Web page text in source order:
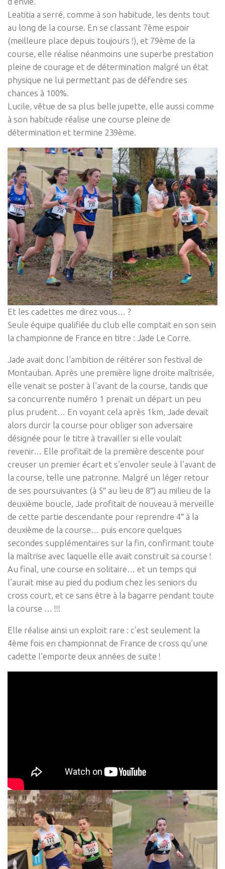
Leatitia a serré, comme à son habitude, les dents tout
au long de la course. En se classant 7ème espoir
(meilleure place depuis toujours !), et 79ème de la
course, elle réalise néanmoins une superbe prestation
pleine de courage et de détermination malgré un état
physique ne lui permettant pas de défendre ses
chances à 100%.
Lucile, vêtue de sa plus belle jupette, elle aussi comme
à son habitude réalise une course pleine de
détermination et termine 239ème.
Et les cadettes me direz vous… ?
Seule équipe qualifiée du club elle comptait en son sein
la championne de France en titre : Jade Le Corre.
Jade avait donc l’ambition de réitérer son festival de
Montauban. Après une première ligne droite maîtrisée,
elle venait se poster à l’avant de la course, tandis que
sa concurrente numéro 1 prenait un départ un peu
plus prudent… En voyant cela après 1km, Jade devait
alors durcir la course pour obliger son adversaire
désignée pour le titre à travailler si elle voulait
revenir… Elle profitait de la première descente pour
creuser un premier écart et s’envoler seule à l’avant de
la course, telle une patronne. Malgré un léger retour
de ses poursuivantes (à 5″ au lieu de 8″) au milieu de la
deuxième boucle, Jade profitait de nouveau à merveille
de cette partie descendante pour reprendre 4″ à la
deuxième de la course… puis encore quelques
secondes supplémentaires sur la fin, confirmant toute
la maîtrise avec laquelle elle avait construit sa course !
Au final, une course en solitaire… et un temps qui
l’aurait mise au pied du podium chez les seniors du
cross court, et ce sans être à la bagarre pendant toute
la course … !!!
Elle réalise ainsi un exploit rare : c’est seulement la
4ème fois en championnat de France de cross qu’une
cadette l’emporte deux années de suite !